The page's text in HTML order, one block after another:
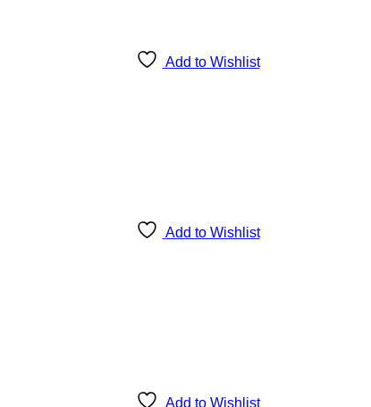
Add to Wishlist
Add to Wishlist
Add to Wishlist